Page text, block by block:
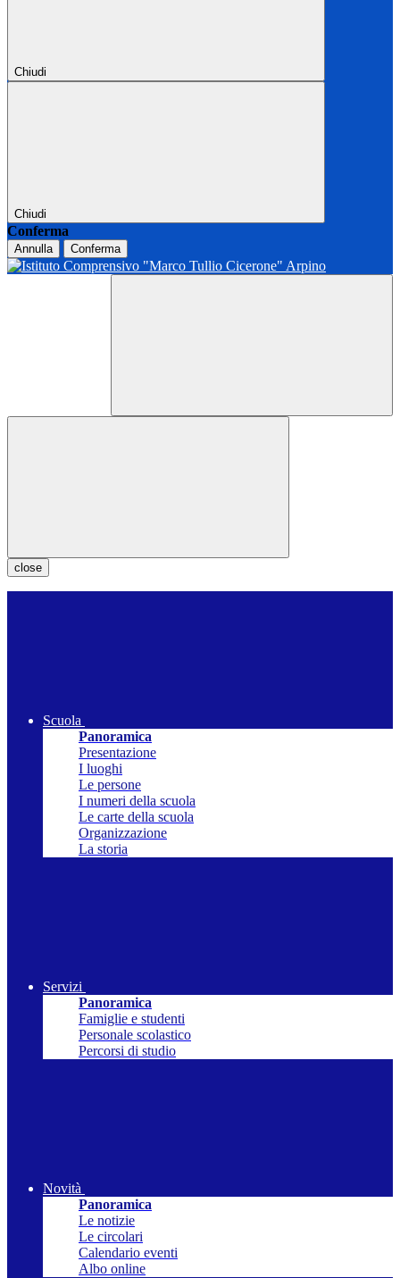
Chiudi
Chiudi
Conferma
Annulla Conferma
close
Scuola
Panoramica
Presentazione
I luoghi
Le persone
I numeri della scuola
Le carte della scuola
Organizzazione
La storia
Servizi
Panoramica
Famiglie e studenti
Personale scolastico
Percorsi di studio
Novità
Panoramica
Le notizie
Le circolari
Calendario eventi
Albo online